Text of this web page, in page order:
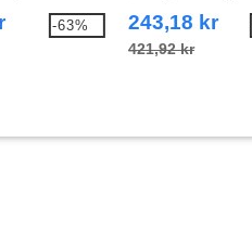
-63% 243,18 kr
421,92 kr